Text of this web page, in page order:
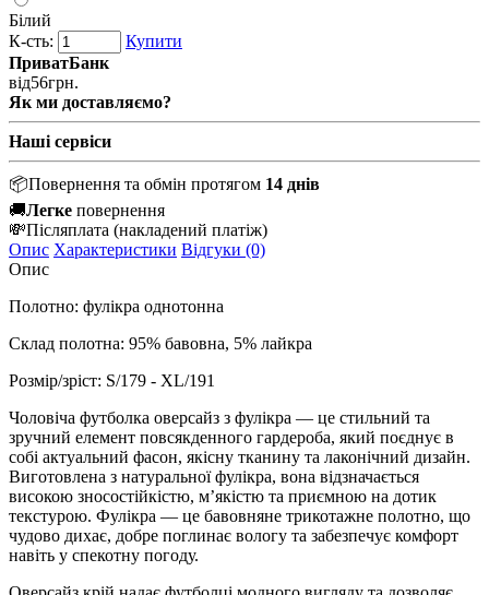
Білий
К-сть:
Купити
ПриватБанк
від56грн.
Як ми доставляємо?
Наші сервіси
📦Повернення та обмін протягом 14 днів
🚚Легке повернення
💸Післяплата (накладений платіж)
Опис Характеристики Відгуки (0)
Опис
Полотно: фулікра однотонна
Склад полотна: 95% бавовна, 5% лайкра
Розмір/зріст: S/179 - XL/191
Чоловіча футболка оверсайз з фулікра — це стильний та
зручний елемент повсякденного гардероба, який поєднує в
собі актуальний фасон, якісну тканину та лаконічний дизайн.
Виготовлена з натуральної фулікра, вона відзначається
високою зносостійкістю, м’якістю та приємною на дотик
текстурою. Фулікра — це бавовняне трикотажне полотно, що
чудово дихає, добре поглинає вологу та забезпечує комфорт
навіть у спекотну погоду.